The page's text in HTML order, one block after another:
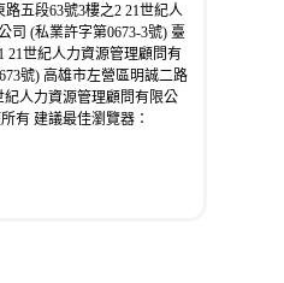
五段63號3樓之2 21世紀人
司 (私業許字第0673-3號) 臺
21世紀人力資源管理顧問有
號) 高雄市左營區明誠二路
紀人力資源管理顧問有限公
有 建議最佳瀏覽器：